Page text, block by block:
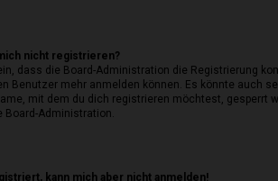
nicht registrieren?
dass die Board-Administration die Registrierung
Benutzer mehr anmelden können. Es könnte auch
mit dem du dich registrieren möchtest, gesperrt
Board-Administration.
kann mich aber nicht anmelden!